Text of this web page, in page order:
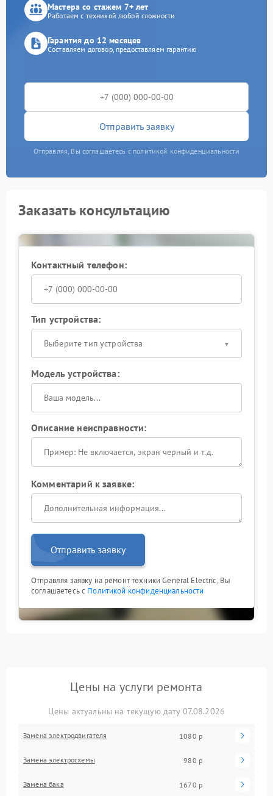
Мастера со стажем 7+ лет
Работаем с техникой любой сложности
Гарантия до 12 месяцев
Составляем договор, предоставляем гарантию
Отправить заявку
Отправляя, Вы соглашаетесь с политикой конфиденциальности
Заказать консультацию
Контактный телефон:
Тип устройства:
Выберите тип устройства
Модель устройства:
Описание неисправности:
Комментарий к заявке:
Отправить заявку
Отправляя заявку на ремонт техники General Electric, Вы
соглашаетесь с Политикой конфиденциальности
Цены на услуги ремонта
Цены актуальны на текущую дату 07.08.2026
Замена электродвигателя 1080 р
Замена электросхемы 980 р
Замена бака 1670 р